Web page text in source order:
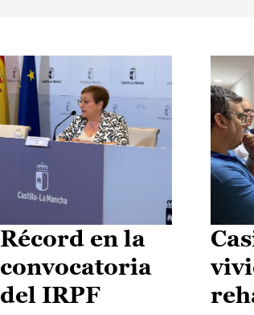
Récord en la
convocatoria
del IRPF